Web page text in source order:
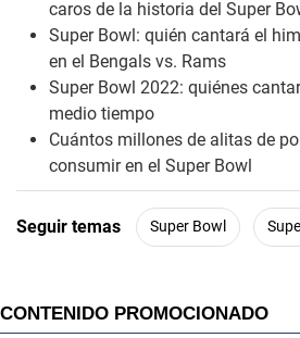
caros de la historia del Super
Super Bowl: quién cantará el
en el Bengals vs. Rams
Super Bowl 2022: quiénes
medio tiempo
Cuántos millones de alitas de
consumir en el Super Bowl
Seguir temas Super Bowl